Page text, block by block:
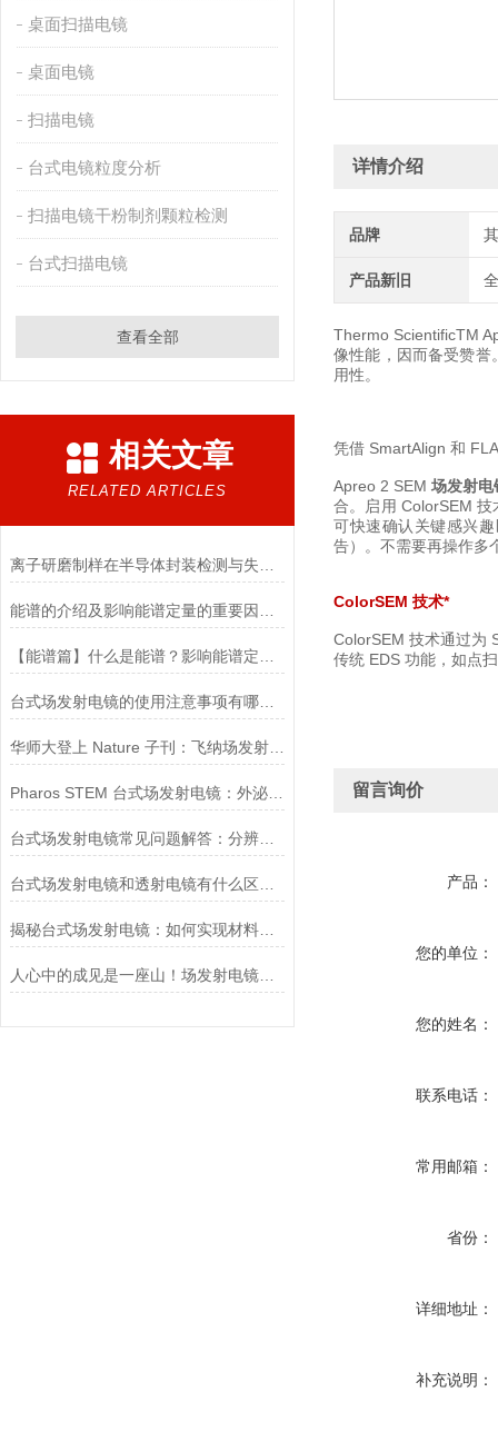
桌面扫描电镜
桌面电镜
扫描电镜
台式电镜粒度分析
扫描电镜干粉制剂颗粒检测
台式扫描电镜
查看全部
相关文章
RELATED ARTICLES
台式场发射电镜的使用注意事项有哪些？
华师大登上 Nature 子刊：飞纳场发射电镜见证二维芯片跨越亚纳米极限
Pharos STEM 台式场发射电镜：外泌体形貌与粒径分析解决方案
台式场发射电镜常见问题解答：分辨率不足、图像漂移怎么解决？
揭秘台式场发射电镜：如何实现材料表面的超高分辨率成像
人心中的成见是一座山！场发射电镜从“大而复杂”到“小而*”
详情介绍
品牌
产品新旧
Thermo ScientificTM
像性能，因而备受赞誉
用性。
凭借 SmartAlign 和
Apreo 2 SEM 场发射电
合。启用 ColorSEM
可快速确认关键感兴
告）。不需要再操作多
ColorSEM 技术*
ColorSEM 技术通过为
传统 EDS 功能，如点
留言询价
产品：
您的单位：
您的姓名：
联系电话：
常用邮箱：
省份：
详细地址：
补充说明：